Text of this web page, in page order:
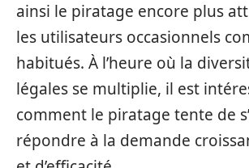
ainsi le piratage encore plus
les utilisateurs occasionnels
habitués. À l’heure où la
légales se multiplie, il est
comment le piratage tente de
répondre à la demande